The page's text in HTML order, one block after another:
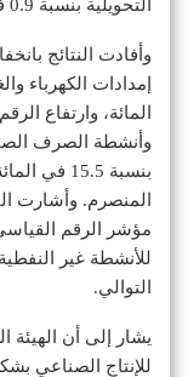
التحويلية بنسبة 0.9 في المائة، وذلك على أساس سنوي.
وأفادت النتائج
المائة، وارتفاع
وأنشطة الصرف
بنسبة
المنصرم. وأشارت
مؤشر الرقم
التوالي.
يشار إلى أن الهيئة
للإنتاج الصناعي